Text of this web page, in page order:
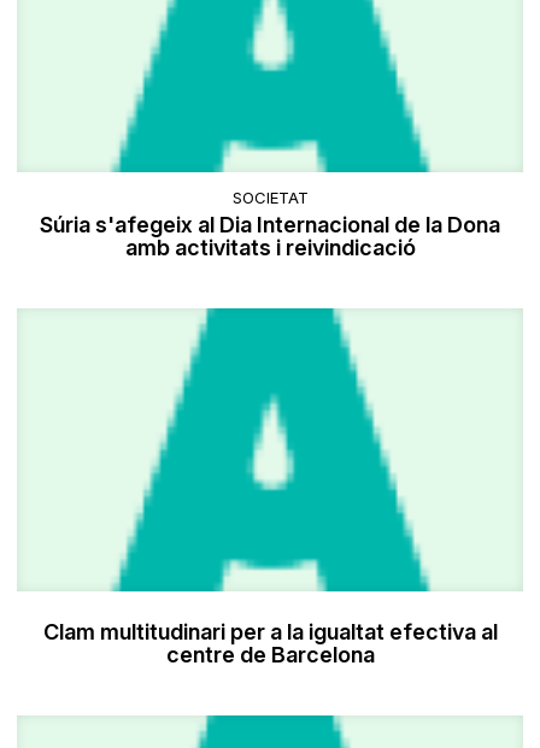
SOCIETAT
Súria s'afegeix al Dia Internacional de la Dona
amb activitats i reivindicació
Clam multitudinari per a la igualtat efectiva al
centre de Barcelona